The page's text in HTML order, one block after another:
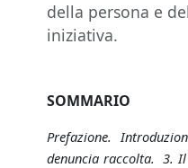
della persona e
iniziativa.
SOMMARIO
Prefazione.
denuncia raccolta. 3.